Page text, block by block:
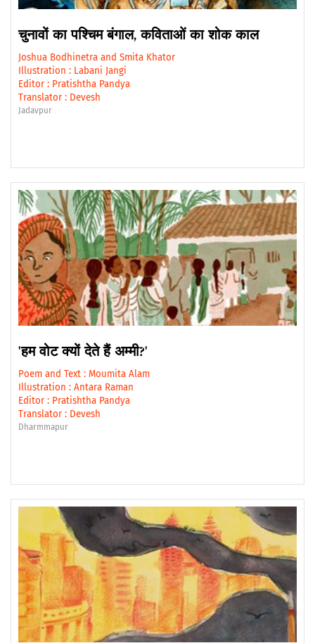
चुनावों का पश्चिम बंगाल, कविताओं का शोक काल
Joshua Bodhinetra and Smita Khator
Illustration : Labani Jangi
Editor : Pratishtha Pandya
Translator : Devesh
Jadavpur
'हम वोट क्यों देते हैं अम्मी?'
Poem and Text : Moumita Alam
Illustration : Antara Raman
Editor : Pratishtha Pandya
Translator : Devesh
Dharmmapur